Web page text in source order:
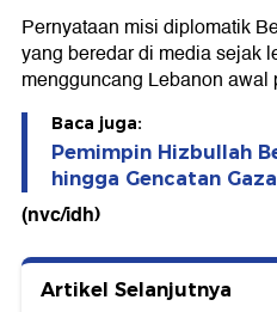
Pernyataan misi diplomatik
yang beredar di media sejak
mengguncang Lebanon awal
Baca juga:
Pemimpin Hizbullah
hingga Gencatan
(nvc/idh)
Artikel Selanjutnya